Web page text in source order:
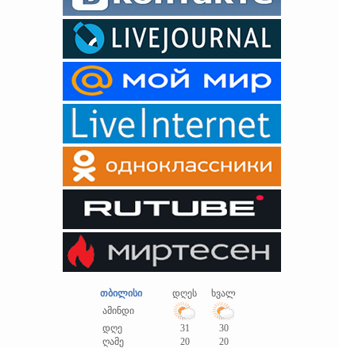
თბილისი დღეს
ხვალ
ამინდი
დღე
31
30
ღამე
20 20